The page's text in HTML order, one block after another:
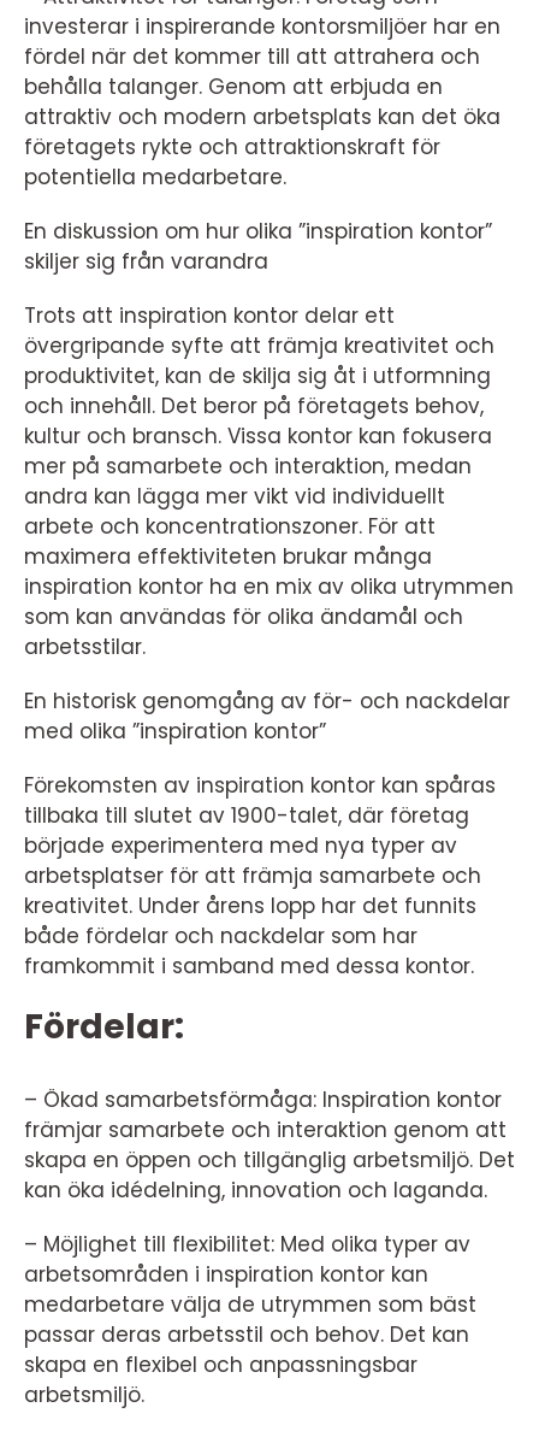
investerar i inspirerande kontorsmiljöer har en
fördel när det kommer till att attrahera och
behålla talanger. Genom att erbjuda en
attraktiv och modern arbetsplats kan det öka
företagets rykte och attraktionskraft för
potentiella medarbetare.
En diskussion om hur olika ”inspiration kontor”
skiljer sig från varandra
Trots att inspiration kontor delar ett
övergripande syfte att främja kreativitet och
produktivitet, kan de skilja sig åt i utformning
och innehåll. Det beror på företagets behov,
kultur och bransch. Vissa kontor kan fokusera
mer på samarbete och interaktion, medan
andra kan lägga mer vikt vid individuellt
arbete och koncentrationszoner. För att
maximera effektiviteten brukar många
inspiration kontor ha en mix av olika utrymmen
som kan användas för olika ändamål och
arbetsstilar.
En historisk genomgång av för- och nackdelar
med olika ”inspiration kontor”
Förekomsten av inspiration kontor kan spåras
tillbaka till slutet av 1900-talet, där företag
började experimentera med nya typer av
arbetsplatser för att främja samarbete och
kreativitet. Under årens lopp har det funnits
både fördelar och nackdelar som har
framkommit i samband med dessa kontor.
Fördelar:
– Ökad samarbetsförmåga: Inspiration kontor
främjar samarbete och interaktion genom att
skapa en öppen och tillgänglig arbetsmiljö. Det
kan öka idédelning, innovation och laganda.
– Möjlighet till flexibilitet: Med olika typer av
arbetsområden i inspiration kontor kan
medarbetare välja de utrymmen som bäst
passar deras arbetsstil och behov. Det kan
skapa en flexibel och anpassningsbar
arbetsmiljö.